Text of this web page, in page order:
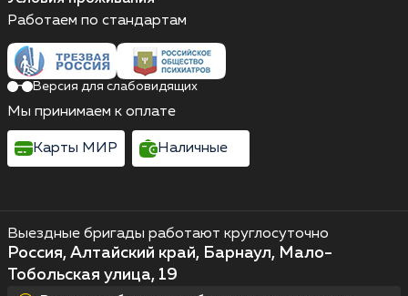
Выездные бригады работают круглосуточно
Россия, Алтайский край, Барнаул, Мало-
Тобольская улица, 19
Работаем по стандартам
Версия для слабовидящих
Мы принимаем к оплате
Карты МИР Наличные